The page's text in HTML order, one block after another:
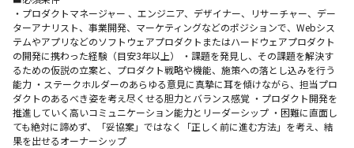
・プロダクトマネージャー 、エンジニア、デザイナー、リサーチャー、デー
ターアナリスト、事業開発、マーケティングなどのポジションで、Webシス
テムやアプリなどのソフトウェアプロダクトまたはハードウェアプロダクト
の開発に携わった経験（目安3年以上） ・課題を発見し、その課題を解決す
るための仮説の立案と、プロダクト戦略や機能、施策への落とし込みを行う
能力 ・ステークホルダーのあらゆる意見に真摯に耳を傾けながら、担当プロ
ダクトのあるべき姿を考え尽くせる胆力とバランス感覚 ・プロダクト開発を
推進していく高いコミュニケーション能力とリーダーシップ ・困難に直面し
ても絶対に諦めず、「妥協案」ではなく「正しく前に進む方法」を考え、結
果を出せるオーナーシップ